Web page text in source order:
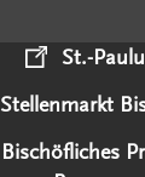
St.-
Stellenmarkt
Bischöfliches